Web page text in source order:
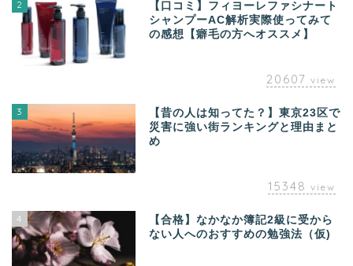
2
【口コミ】フィヨーレファシナート
シャンプーAC解析実際使ってみて
の感想【癖毛の方へオススメ】
20607 view
3
【昔の人は知ってた？】東京23区で
災害に強い街ランキングと理由まと
め
15348 view
4
【合格】なかなか簿記2級に受から
ない人へのおすすめの勉強法（仮)